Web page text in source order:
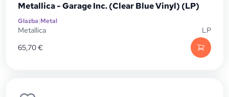
Metallica - Garage Inc. (Clear Blue Vinyl) (LP)
Glazba|Metal
Metallica
LP
65,70€